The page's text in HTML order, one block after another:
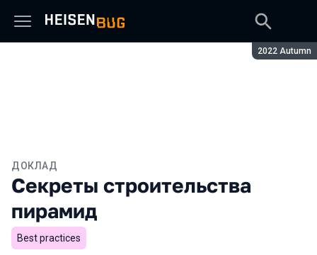
Сезон:
2022 Autumn
ДОКЛАД
Секреты строительства
пирамид
Best practices